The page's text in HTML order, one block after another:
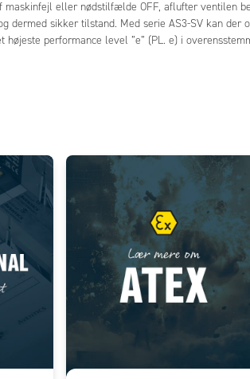
eller nødstilfælde OFF, aflufter ventilen
dermed sikker tilstand. Med serie AS3-SV kan der
performance level ”e” (PL. e) i
Add to